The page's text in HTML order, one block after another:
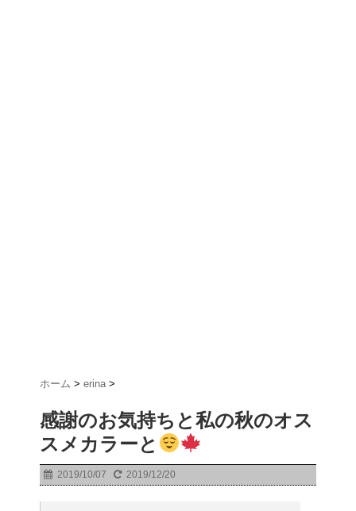
ホーム > erina >
感謝のお気持ちと私の秋のオス
スメカラーと
2019/10/07 2019/12/20